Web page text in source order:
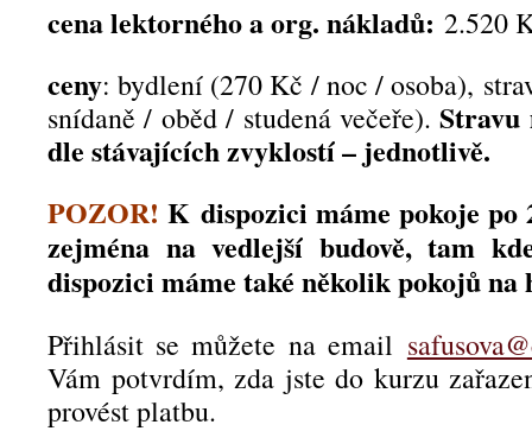
cena lektorného a org. nákladů: 2.520
ceny: bydlení (270 Kč / noc / osoba),
snídaně / oběd / studená večeře).Stravu
dle stávajících zvyklostí – jednotlivě.
POZOR! K dispozici máme pokoje po
zejména na vedlejší budově, tam
dispozici máme také několik pokojů
Přihlásit se můžete na email
Vám potvrdím, zda jste do kurzu
provést platbu.